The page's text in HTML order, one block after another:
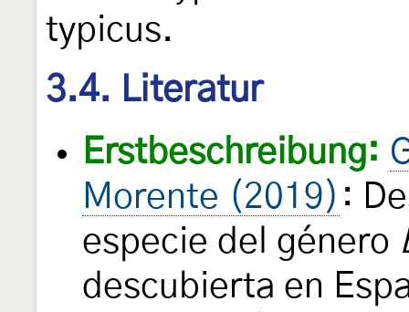
typicus.
3.4. Literatur
Erstbeschreibung:
Morente (2019) :
especie del género
descubierta en